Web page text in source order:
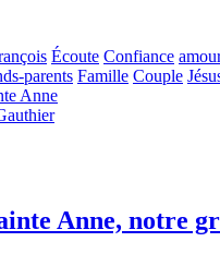
Écoute Confiance
parents Famille Couple
Anne
Anne, notre